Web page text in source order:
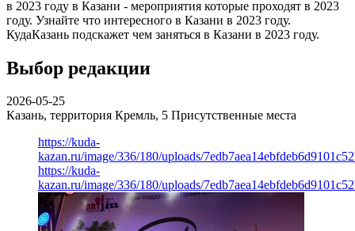
в 2023 году в Казани - мероприятия которые проходят в 2023
году. Узнайте что интересного в Казани в 2023 году.
КудаКазань подскажет чем заняться в Казани в 2023 году.
Выбор редакции
2026-05-25
Казань, территория Кремль, 5 Присутственные места
https://kuda-
kazan.ru/image/336/180/uploads/
https://kuda-
kazan.ru/image/336/180/uploads/